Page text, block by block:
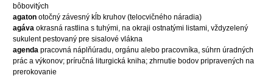
bôbovitých
agaton otočný závesný kĺb kruhov (telocvičného náradia)
agáva okrasná rastlina s tuhými, na okraji ostnatými listami, vždyzelený
sukulent pestovaný pre sisalové vlákna
agenda pracovná náplňúradu, orgánu alebo pracovníka, súhrn úradných
prác a výkonov; príručná liturgická kniha; zhrnutie bodov pripravených na
prerokovanie